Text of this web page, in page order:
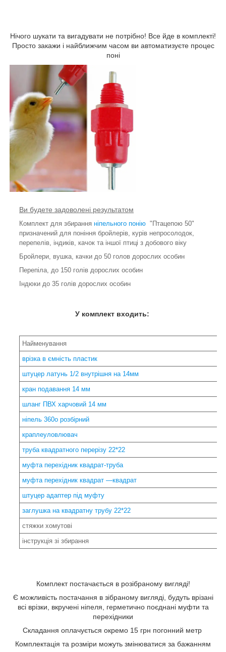
Нічого шукати та вигадувати не потрібно! Все йде в комплекті!
Просто закажи і найближчим часом ви автоматизуєте процес
поні
Ви будете задоволені результатом
Комплект для збирання ніпельного понію "Птацепою 50"
призначений для поніння бройлерів, курів непросолодок,
перепелів, індиків, качок та іншої птиці з добового віку
Бройлери, вушка, качки до 50 голов дорослих особин
Перепіла, до 150 голів дорослих особин
Індюки до 35 голів дорослих особин
У комплект входить:
Найменування
врізка в ємність пластик
штуцер латунь 1/2 внутрішня на 14мм
кран подавання 14 мм
шланг ПВХ харчовий 14 мм
ніпель 360o розбірний
краплеуловлювач
труба квадратного перерізу 22*22
муфта перехідник квадрат-труба
муфта перехідник квадрат —квадрат
штуцер адаптер під муфту
заглушка на квадратну трубу 22*22
стяжки хомутові
інструкція зі збирання
Комплект постачається в розібраному вигляді!
Є можливість постачання в зібраному вигляді, будуть врізані
всі врізки, вкручені ніпеля, герметично поєднані муфти та
перехідники
Складання оплачується окремо 15 грн погонний метр
Комплектація та розміри можуть змінюватися за бажанням